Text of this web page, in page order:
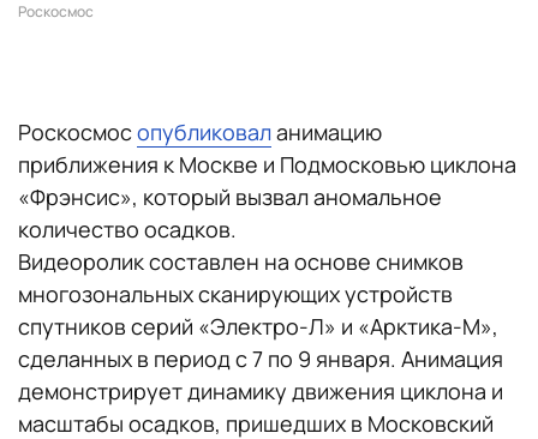
Роскосмос
Роскосмосопубликоваланимацию
приближения к Москве и Подмосковью циклона
«Фрэнсис», который вызвал аномальное
количество осадков.
Видеоролик составлен на основе снимков
многозональных сканирующих устройств
спутников серий «Электро-Л» и «Арктика-М»,
сделанных в период с 7 по 9 января. Анимация
демонстрирует динамику движения циклона и
масштабы осадков, пришедших в Московский